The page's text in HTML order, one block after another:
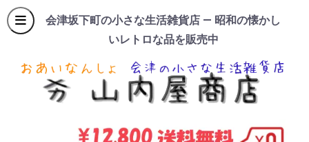
会津坂下町の小さな生活雑貨店 — 昭和の懐かし
いレトロな品を販売中